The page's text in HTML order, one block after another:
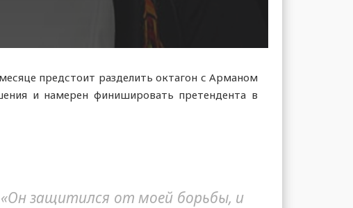
предстоит разделить октагон с Арманом
и намерен финишировать претендента в
«Он защитился от моей борьбы, и